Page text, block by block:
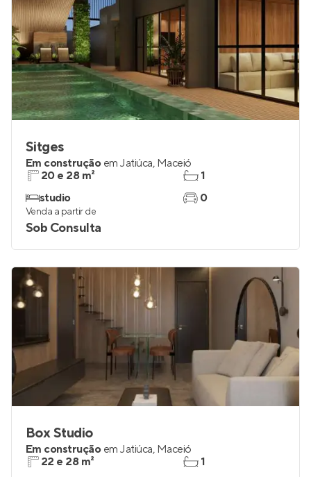
Sitges
Em construção em Jatiúca, Maceió
20 e 28 m²
studio
1
0
Venda a partir de
Sob Consulta
Box Studio
Em construção em Jatiúca, Maceió
22 e 28 m²
1